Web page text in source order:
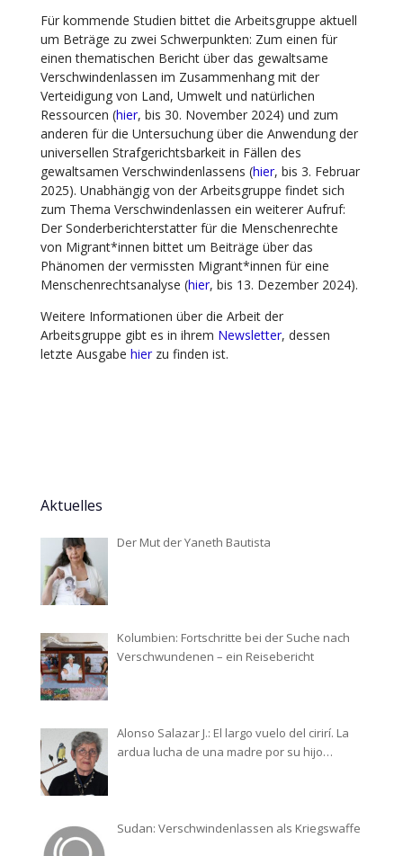
Für kommende Studien bittet die Arbeitsgruppe aktuell
um Beträge zu zwei Schwerpunkten: Zum einen für
einen thematischen Bericht über das gewaltsame
Verschwindenlassen im Zusammenhang mit der
Verteidigung von Land, Umwelt und natürlichen
Ressourcen (hier, bis 30. November 2024) und zum
anderen für die Untersuchung über die Anwendung der
universellen Strafgerichtsbarkeit in Fällen des
gewaltsamen Verschwindenlassens (hier, bis 3. Februar
2025). Unabhängig von der Arbeitsgruppe findet sich
zum Thema Verschwindenlassen ein weiterer Aufruf:
Der Sonderberichterstatter für die Menschenrechte
von Migrant*innen bittet um Beiträge über das
Phänomen der vermissten Migrant*innen für eine
Menschenrechtsanalyse (hier, bis 13. Dezember 2024).
Weitere Informationen über die Arbeit der
Arbeitsgruppe gibt es in ihrem Newsletter, dessen
letzte Ausgabe hierzu finden ist.
Aktuelles
Der Mut der Yaneth Bautista
Kolumbien: Fortschritte bei der Suche nach
Verschwundenen – ein Reisebericht
Alonso Salazar J.: El largo vuelo del cirirí. La
ardua lucha de una madre por su hijo
Sudan: Verschwindenlassen als Kriegswaffe